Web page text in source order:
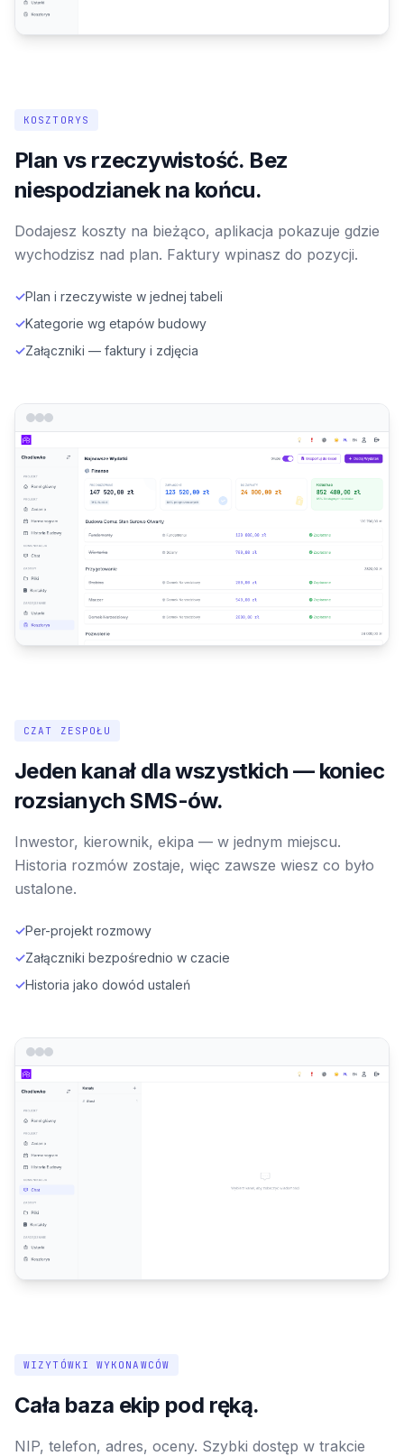
KOSZTORYS
Plan vs rzeczywistość. Bez
niespodzianek na końcu.
Dodajesz koszty na bieżąco, aplikacja pokazuje gdzie
wychodzisz nad plan. Faktury wpinasz do pozycji.
✓Plan i rzeczywiste w jednej tabeli
✓Kategorie wg etapów budowy
✓Załączniki — faktury i zdjęcia
CZAT ZESPOŁU
Jeden kanał dla wszystkich — koniec
rozsianych SMS-ów.
Inwestor, kierownik, ekipa — w jednym miejscu.
Historia rozmów zostaje, więc zawsze wiesz co było
ustalone.
✓Per-projekt rozmowy
✓Załączniki bezpośrednio w czacie
✓Historia jako dowód ustaleń
WIZYTÓWKI WYKONAWCÓW
Cała baza ekip pod ręką.
NIP, telefon, adres, oceny. Szybki dostęp w trakcie